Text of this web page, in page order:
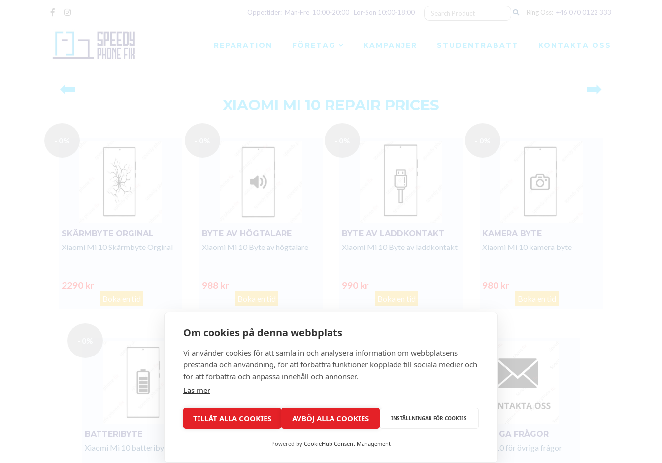
Öppettider: Mån‑Fre 10:00‑20:00 Lör‑Sön 10:00‑18:00 Ring Oss: +46 070 0122 333
REPARATION FÖRETAG KAMPANJER STUDENTRABATT KONTAKTA OSS
⬅ ➡
XIAOMI MI 10 REPAIR PRICES
SKÄRMBYTE ORGINAL
Xiaomi Mi 10 Skärmbyte Orginal
2290 kr
Boka en tid
BYTE AV HÖGTALARE
Xiaomi Mi 10 Byte av högtalare
988 kr
Boka en tid
BYTE AV LADDKONTAKT
Xiaomi Mi 10 Byte av laddkontakt
990 kr
Boka en tid
KAMERA BYTE
Xiaomi Mi 10 kamera byte
980 kr
Boka en tid
BATTERIBYTE
Xiaomi Mi 10 batteribyte
Xiaomi Mi 10 baksida glasbyte
FÖR ÖVRIGA FRÅGOR
Xiaomi Mi 10 för övriga frågor
Om cookies på denna webbplats
Vi använder cookies för att samla in och analysera information om webbplatsens
prestanda och användning, för att förbättra funktioner kopplade till sociala medier och
för att förbättra och anpassa innehåll och annonser.
Läs mer
TILLÅT ALLA COOKIES AVBÖJ ALLA COOKIES INSTÄLLNINGAR FÖR COOKIES
Powered by CookieHub Consent Management